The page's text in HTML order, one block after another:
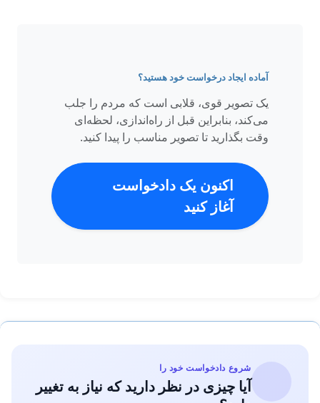
آماده ایجاد درخواست خود هستید؟
یک تصویر قوی، قلابی است که مردم را جلب
می‌کند، بنابراین قبل از راه‌اندازی، لحظه‌ای
وقت بگذارید تا تصویر مناسب را پیدا کنید.
اکنون یک دادخواست
آغاز کنید
شروع دادخواست خود را
آیا چیزی در نظر دارید که نیاز به تغییر